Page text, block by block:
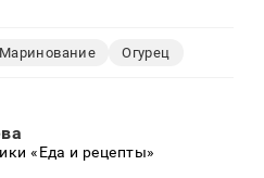
Маринование Огурец
«Еда и рецепты»